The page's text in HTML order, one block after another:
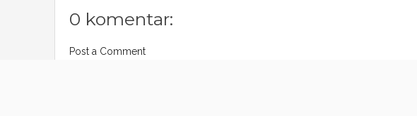
0 komentar:
Post a Comment